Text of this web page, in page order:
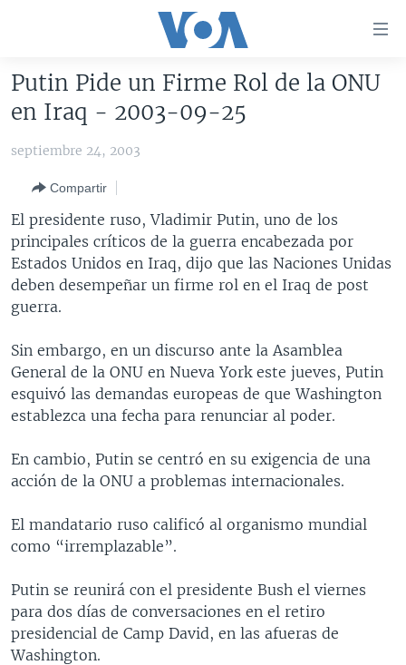
accesibilidad
contenido
principal
Salte
navegador
principal
Salte
búsqueda
AMÉRICA DEL NORTE
HAITÍ
ELECCIONES EEUU 2024
ELECCIONES EEUU
VOTO DIVIDIDO
VOA VERIFICA
VOA VERIFICA UCRANIA/RUSIA
VOA VERIFICA INMIGRACIÓN
VOA VERIFICA AMÉRICA LATINA
AMÉRICA LATINA
ARGENTINA
BOLIVIA
COLOMBIA
PERÚ
ECUADOR
VENEZUELA
BRASIL
CHINA EN AMÉRICA LATINA
CENTROAMÉRICA
COSTA RICA
GUATEMALA
HONDURAS
NICARAGUA
OTRAS SECCIONES
LIBERTAD DE PRENSA
MUNDO
ECONOMÍA
ENTRETENIMIENTO Y CULTURA
TECNOLOGÍA
DEPORTES
CIENCIA Y SALUD
LIBERTAD DE PRENSA
UCRANIA
MULTIMEDIA
VIDEOS
FOTOGRAFÍA
AUDIOS
PROGRAMAS TV
EL MUNDO AL DÍA
FORO INTERAMERICANO
VISIÓN 360
LAS CLAVES
PANORAMA
RADIO
AVANCE INFORMATIVO
AUDIONOTICIAS
BUENOS DÍAS AMÉRICA
ESTADOS UNIDOS AL DÍA
EL MUNDO AL DÍA [RADIO]
DIRECT
DOCUMENTALES DE LA VOA
SÍGANOS
Putin Pide un Firme Rol de la ONU
en Iraq - 2003-09-25
septiembre 24, 2003
Compartir
El presidente ruso, Vladimir Putin, uno de los
principales críticos de la guerra encabezada por
Estados Unidos en Iraq, dijo que las Naciones Unidas
deben desempeñar un firme rol en el Iraq de post
guerra.
Sin embargo, en un discurso ante la Asamblea
General de la ONU en Nueva York este jueves, Putin
esquivó las demandas europeas de que Washington
establezca una fecha para renunciar al poder.
En cambio, Putin se centró en su exigencia de una
acción de la ONU a problemas internacionales.
El mandatario ruso calificó al organismo mundial
como “irremplazable”.
Putin se reunirá con el presidente Bush el viernes
para dos días de conversaciones en el retiro
presidencial de Camp David, en las afueras de
Washington.